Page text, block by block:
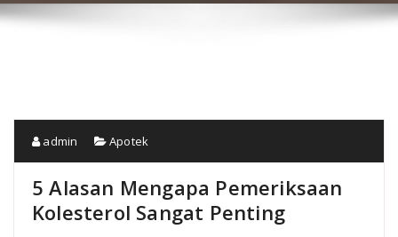
admin Apotek
5 Alasan Mengapa Pemeriksaan
Kolesterol Sangat Penting